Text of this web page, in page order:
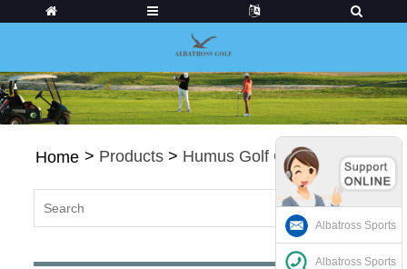
Home > Products > Humus Golf Clubs
Albatross Sports
Albatross Sports